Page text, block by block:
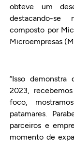
obteve um
destacando-
composto por
Microempresas
“Isso
2023,
foco,
patamares.
parceiros e
momento de